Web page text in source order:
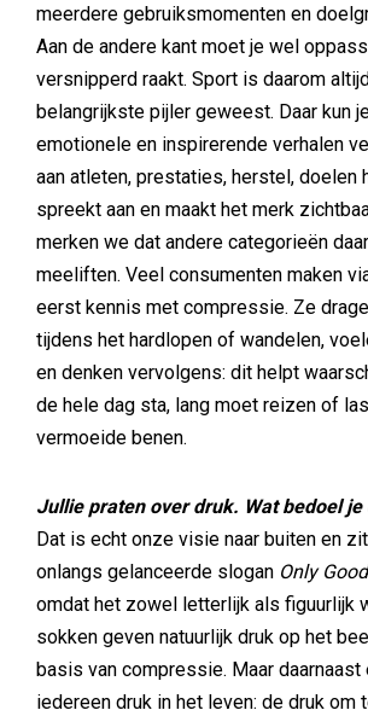
meerdere gebruiksmomenten en
Aan de andere kant moet je wel
versnipperd raakt. Sport is daarom
belangrijkste pijler geweest. Daar kun
emotionele en inspirerende verhalen
aan atleten, prestaties, herstel, doelen
spreekt aan en maakt het merk
merken we dat andere categorieën
meeliften. Veel consumenten maken
eerst kennis met compressie. Ze
tijdens het hardlopen of wandelen,
en denken vervolgens: dit helpt
de hele dag sta, lang moet reizen of
vermoeide benen.
Jullie praten over druk. Wat bedoel je
Dat is echt onze visie naar buiten en
onlangs gelanceerde slogan Only
omdat het zowel letterlijk als figuurlijk
sokken geven natuurlijk druk op het
basis van compressie. Maar daarnaast
iedereen druk in het leven: de druk om